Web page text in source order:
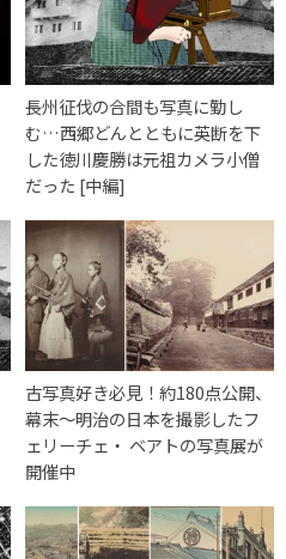
長州征伐の合間も写真に勤し
む…西郷どんとともに英断を下
した徳川慶勝は元祖カメラ小僧
だった [中編]
古写真好き必見！約180点公開、
幕末〜明治の日本を撮影したフ
ェリーチェ・ ベアトの写真展が
開催中